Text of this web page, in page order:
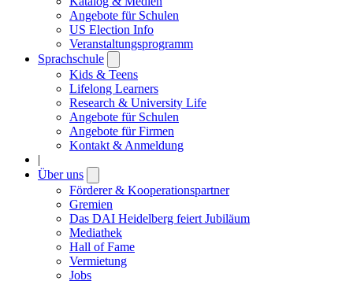
Angebote für Schulen
US Election Info
Veranstaltungsprogramm
Sprachschule
submenu
Kids & Teens
Lifelong Learners
Research & University Life
Angebote für Schulen
Angebote für Firmen
Kontakt & Anmeldung
|
Über uns
submenu
Förderer & Kooperationspartner
Gremien
Das DAI Heidelberg feiert Jubiläum
Mediathek
Hall of Fame
Vermietung
Jobs